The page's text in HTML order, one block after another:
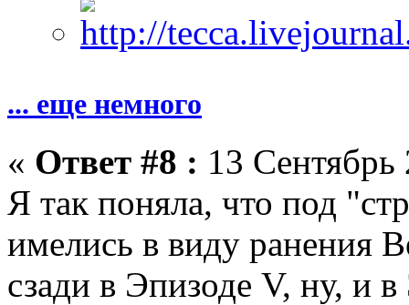
... еще немного
« Ответ #8 : 13
Я так поняла, что под
имелись в виду ранения
сзади в Эпизоде V, ну, и